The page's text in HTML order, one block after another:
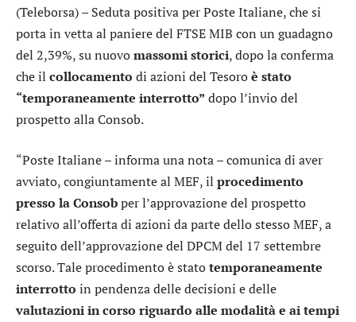
(Teleborsa) – Seduta positiva perPoste Italiane, che si
porta in vetta al paniere del FTSE MIB con un guadagno
del 2,39%, su nuovomassomi storici, dopo la conferma
che il collocamento di azioni del Tesoroè stato
“temporaneamente interrotto” dopo l’invio del
prospetto alla Consob.
“Poste Italiane – informa una nota – comunica di aver
avviato, congiuntamente al MEF, il procedimento
presso la Consobper l’approvazione del prospetto
relativo all’offerta di azioni da parte dello stesso MEF, a
seguito dell’approvazione del DPCM del 17 settembre
scorso. Tale procedimento è statotemporaneamente
interrotto in pendenza delle decisioni e delle
valutazioni in corso riguardo alle modalità e ai tempi